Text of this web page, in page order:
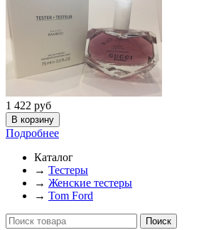
1 422 руб
Подробнее
Каталог
→ Тестеры
→ Женские тестеры
→ Tom Ford